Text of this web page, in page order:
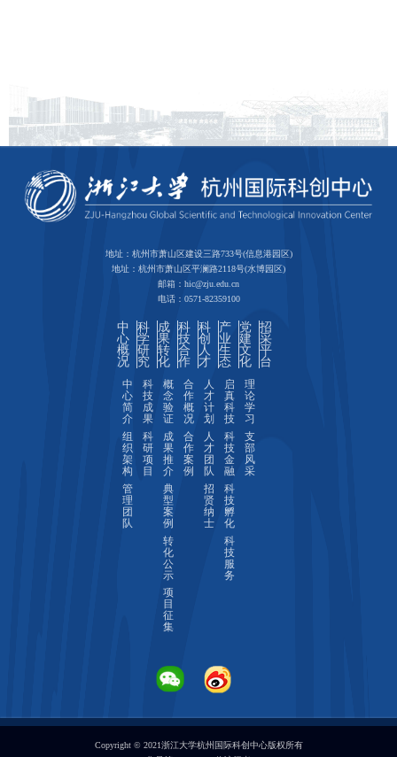
地址：杭州市萧山区建设三路733号(信息港园区)
地址：杭州市萧山区平澜路2118号(水博园区)
邮箱：hic@zju.edu.cn
电话：0571-82359100
中
心
概
况
中
心
简
介
组
织
架
构
管
理
团
队
科
学
研
究
科
技
成
果
科
研
项
目
成
果
转
化
概
念
验
证
成
果
推
介
典
型
案
例
转
化
公
示
项
目
征
集
科
技
合
作
合
作
概
况
合
作
案
例
科
创
人
才
人
才
计
划
人
才
团
队
招
贤
纳
士
产
业
生
态
启
真
科
技
科
技
金
融
科
技
孵
化
科
技
服
务
党
建
文
化
理
论
学
习
支
部
风
采
招
采
平
台
Copyright © 2021浙江大学杭州国际科创中心版权所有